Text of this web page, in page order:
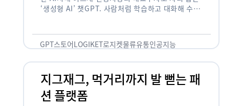
‘생성형 AI’ 챗GPT. 사람처럼 학습하고 대화해 수많
GPT스토어LOGIKET로지켓물류유통인공지능
지그재그, 먹거리까지 발 뻗는 패
션 플랫폼